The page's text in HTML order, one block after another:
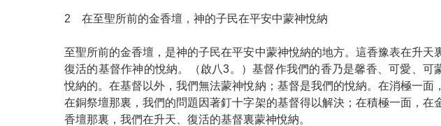
2 在至聖所前的金香壇，神的子民在平安中蒙神悅納
至聖所前的金香壇，是神的子民在平安中蒙神悅納的地方。這香豫表在升天
復活的基督作神的悅納。（啟八3。）基督作我們的香乃是馨香、可愛、可
悅納的。在基督以外，我們無法蒙神悅納；基督是我們的悅納。在消極一面，
在銅祭壇那裏，我們的問題因著釘十字架的基督得以解決；在積極一面，在
香壇那裏，我們在升天、復活的基督裏蒙神悅納。